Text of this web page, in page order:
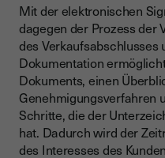
Mit der elektronischen
dagegen der Prozess der
des Verkaufsabschlusses
Dokumentation
Dokuments, einen
Genehmigungsverfahren
Schritte, die der
hat. Dadurch wird der
des Interesses des